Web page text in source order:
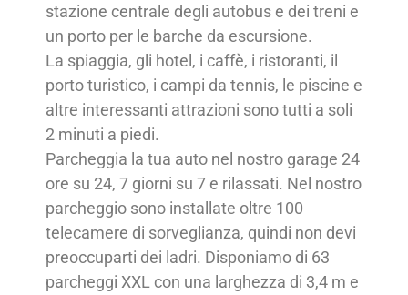
stazione centrale degli autobus e dei treni e
un porto per le barche da escursione.
La spiaggia, gli hotel, i caffè, i ristoranti, il
porto turistico, i campi da tennis, le piscine e
altre interessanti attrazioni sono tutti a soli
2 minuti a piedi.
Parcheggia la tua auto nel nostro garage 24
ore su 24, 7 giorni su 7 e rilassati. Nel nostro
parcheggio sono installate oltre 100
telecamere di sorveglianza, quindi non devi
preoccuparti dei ladri. Disponiamo di 63
parcheggi XXL con una larghezza di 3,4 m e